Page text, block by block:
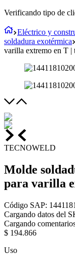
Verificando tipo de
Eléctrico y
soldadura exotérmica
varilla extremo en T |
TECNOWELD
Molde
para varilla
Código SAP:
Cargando datos del
Cargando
$ 194.866
Uso